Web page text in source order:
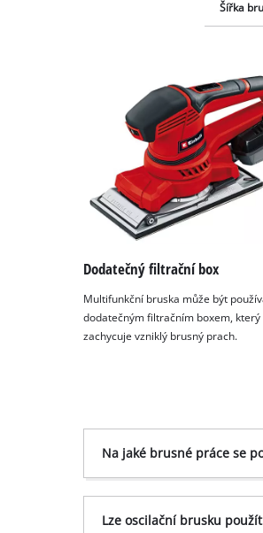
Šířka
Dodatečný filtrační box
Multifunkční bruska může být
dodatečným filtračním boxem, který
zachycuje vzniklý brusný prach.
Na jaké brusné práce se
Lze oscilační brusku